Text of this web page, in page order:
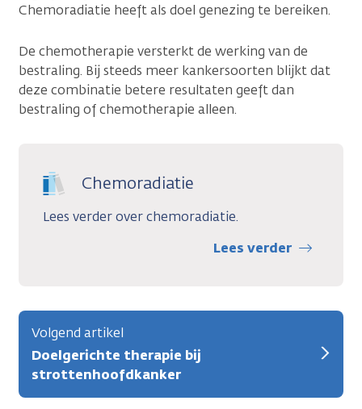
Chemoradiatie heeft als doel genezing te bereiken.
De chemotherapie versterkt de werking van de
bestraling. Bij steeds meer kankersoorten blijkt dat
deze combinatie betere resultaten geeft dan
bestraling of chemotherapie alleen.
Chemoradiatie
Lees verder over chemoradiatie.
Lees verder
Volgend artikel
Doelgerichte therapie bij
strottenhoofdkanker